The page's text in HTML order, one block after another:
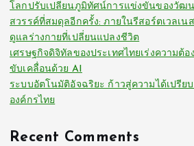
โลกปรับเปลี่ยนภูมิทัศน์การแข่งขันของวัฒ
สวรรค์ที่สมดุลอีกครั้ง: ภายในรีสอร์ตเวลเน
ดูแลร่างกายที่เปลี่ยนแปลงชีวิต
เศรษฐกิจดิจิทัลของประเทศไทยเร่งความต้
ขับเคลื่อนด้วย AI
ระบบอัตโนมัติอัจฉริยะ ก้าวสู่ความได้เปรีย
องค์กรไทย
Recent Comments